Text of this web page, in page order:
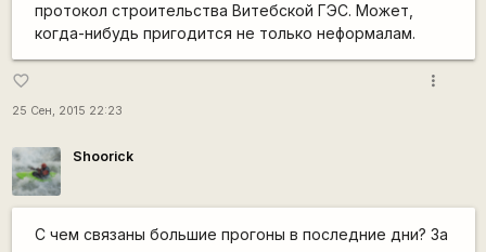
протокол строительства Витебской ГЭС. Может,
когда-нибудь пригодится не только неформалам.
favorite_border
25 Сен, 2015 22:23
more_vert
Shoorick
С чем связаны большие прогоны в последние дни? За